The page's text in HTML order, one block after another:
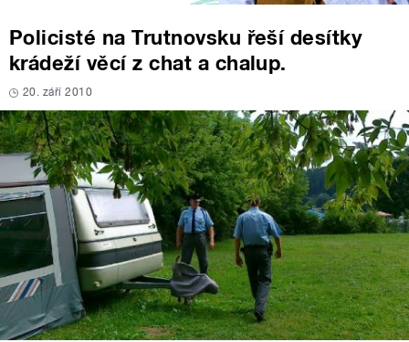
Policisté na Trutnovsku řeší desítky
krádeží věcí z chat a chalup.
20. září 2010